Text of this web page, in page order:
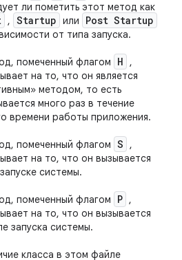
ли пометить этот метод как
, Startup или Post Startup
от типа запуска.
помеченный флагом H
,
на то, что он является
методом, то есть
много раз в течение
времени работы приложения.
помеченный флагом S
,
на то, что он вызывается
системы.
помеченный флагом P ,
на то, что он вызывается
запуска системы.
класса в этом файле